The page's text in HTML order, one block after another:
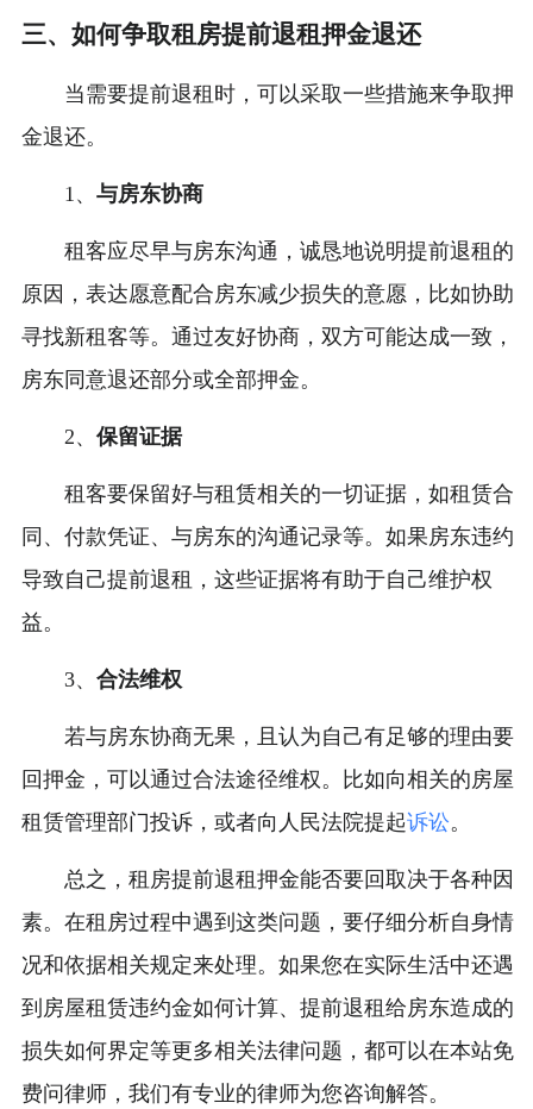
三、如何争取租房提前退租押金退还
当需要提前退租时，可以采取一些措施来争取押
金退还。
1、 与房东协商
租客应尽早与房东沟通，诚恳地说明提前退租的
原因，表达愿意配合房东减少损失的意愿，比如协助
寻找新租客等。通过友好协商，双方可能达成一致，
房东同意退还部分或全部押金。
2、 保留证据
租客要保留好与租赁相关的一切证据，如租赁合
同、付款凭证、与房东的沟通记录等。如果房东违约
导致自己提前退租，这些证据将有助于自己维护权
益。
3、 合法维权
若与房东协商无果，且认为自己有足够的理由要
回押金，可以通过合法途径维权。比如向相关的房屋
租赁管理部门投诉，或者向人民法院提起诉讼。
总之，租房提前退租押金能否要回取决于各种因
素。在租房过程中遇到这类问题，要仔细分析自身情
况和依据相关规定来处理。如果您在实际生活中还遇
到房屋租赁违约金如何计算、提前退租给房东造成的
损失如何界定等更多相关法律问题，都可以在本站免
费问律师，我们有专业的律师为您咨询解答。